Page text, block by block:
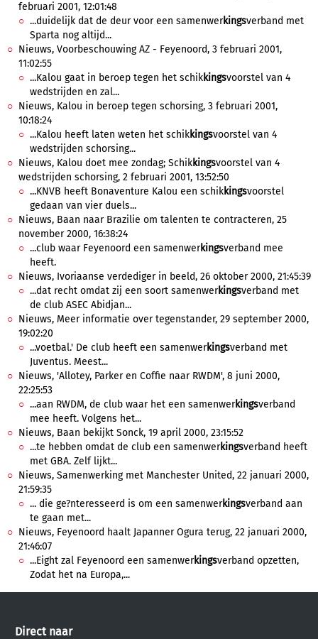
februari 2001, 12:01:48
...duidelijk dat de deur voor een samenwerkingsverband met
Sparta nog altijd...
Nieuws, Voorbeschouwing AZ - Feyenoord, 3 februari 2001,
11:02:55
...Kalou gaat in beroep tegen het schikkingsvoorstel van 4
wedstrijden en zal...
Nieuws, Kalou in beroep tegen schorsing, 3 februari 2001,
10:18:24
...Kalou heeft laten weten het schikkingsvoorstel van 4
wedstrijden schorsing...
Nieuws, Kalou doet mee zondag; Schikkingsvoorstel van 4
wedstrijden schorsing, 2 februari 2001, 13:52:50
...KNVB heeft Bonaventure Kalou een schikkingsvoorstel
gedaan van vier duels...
Nieuws, Baan naar Brazilie om talenten te contracteren, 25
november 2000, 16:38:24
...club waar Feyenoord een samenwerkingsverband mee
heeft.
Nieuws, Ivoriaanse verdediger in beeld, 26 oktober 2000, 21:45:39
...dat recht omdat zij een soort samenwerkingsverband met
de club ASEC Abidjan...
Nieuws, Meer informatie over tegenstander, 29 september 2000,
19:02:20
...voetbal.' De club heeft een samenwerkingsverband met
Juventus. Meest...
Nieuws, 'Allotey, Parker en Coffie naar RWDM', 8 juni 2000,
22:25:53
...aan RWDM, de club waar het een samenwerkingsverband
mee heeft. Volgens het...
Nieuws, Baan bekijkt Sonck, 19 april 2000, 23:15:52
...te hebben omdat de club een samenwerkingsverband heeft
met GBA. Zelf lijkt...
Nieuws, Samenwerking met Manchester United, 22 januari 2000,
21:59:35
... die ge?nteresseerd is om een samenwerkingsverband aan
te gaan met...
Nieuws, Feyenoord haalt Japanner Ogura terug, 22 januari 2000,
21:46:07
...Eight zal Feyenoord een samenwerkingsverband opzetten,
Zodat het na Europa,...
Direct naar